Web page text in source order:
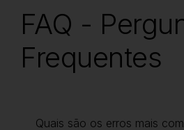
FAQ -
Frequentes
Quais são os erros mais